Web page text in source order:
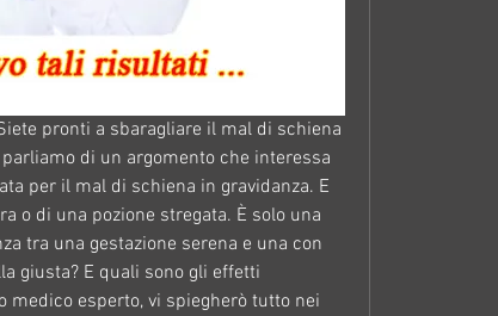
pronti a sbaragliare il mal di schiena
di un argomento che interessa
per il mal di schiena in gravidanza. E
o di una pozione stregata. È solo una
tra una gestazione serena e una con
giusta? E quali sono gli effetti
medico esperto, vi spiegherò tutto nei